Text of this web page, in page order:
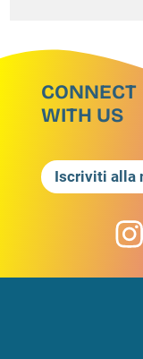
CONNECT
WITH US
Iscriviti alla